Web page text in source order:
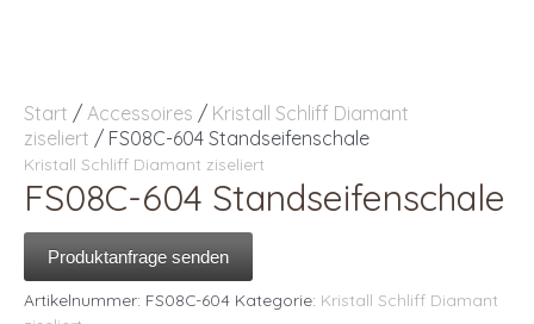
Start / Accessoires / Kristall Schliff Diamant
ziseliert / FS08C-604 Standseifenschale
Kristall Schliff Diamant ziseliert
FS08C-604 Standseifenschale
Produktanfrage senden
Artikelnummer: FS08C-604 Kategorie: Kristall Schliff Diamant